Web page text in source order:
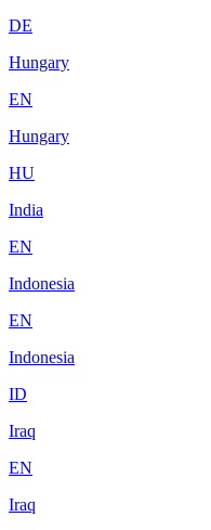
DE
Hungary
EN
Hungary
HU
India
EN
Indonesia
EN
Indonesia
ID
Iraq
EN
Iraq